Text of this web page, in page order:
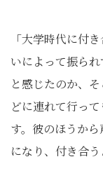
「大学時代に付
いによって振ら
と感じたのか、
どに連れて行っ
す。彼のほうか
になり、付き合う